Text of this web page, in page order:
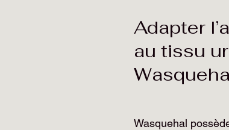
Adapter
au tissu
Wasquehal